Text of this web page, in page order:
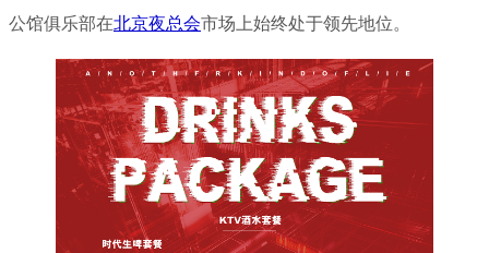
公馆俱乐部在北京夜总会市场上始终处于领先地位。